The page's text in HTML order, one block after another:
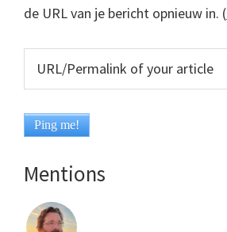
de URL van je bericht opnieuw in. (
Mentions